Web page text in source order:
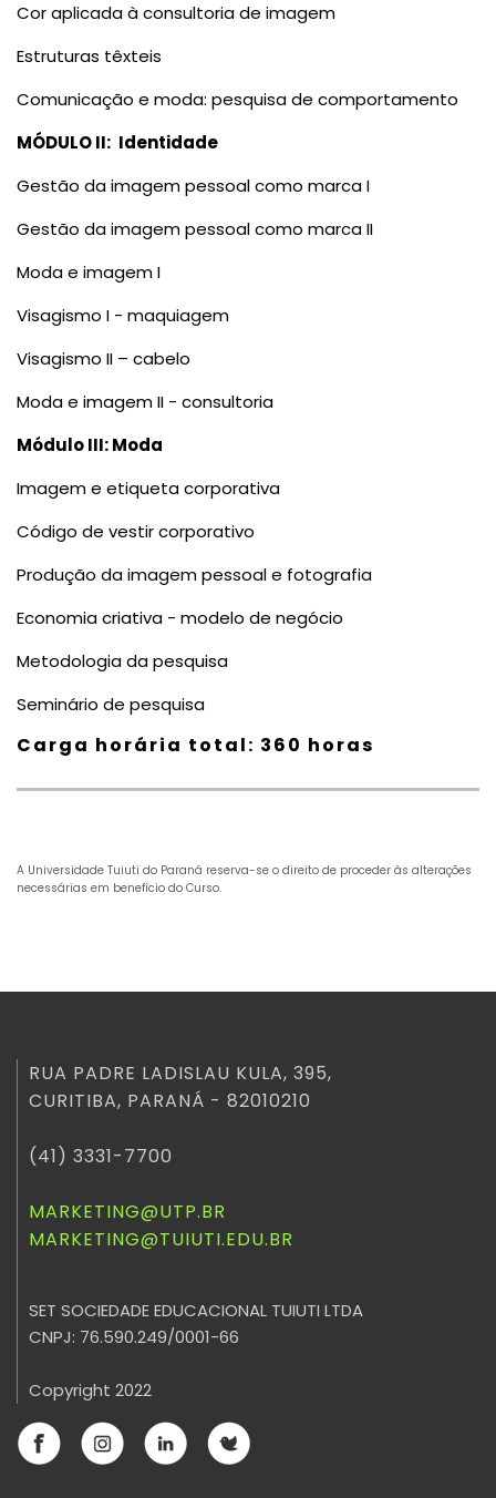
Cor aplicada à consultoria de imagem
Estruturas têxteis
Comunicação e moda: pesquisa de comportamento
MÓDULO II: Identidade
Gestão da imagem pessoal como marca I
Gestão da imagem pessoal como marca II
Moda e imagem I
Visagismo I - maquiagem
Visagismo II – cabelo
Moda e imagem II - consultoria
Módulo III: Moda
Imagem e etiqueta corporativa
Código de vestir corporativo
Produção da imagem pessoal e fotografia
Economia criativa - modelo de negócio
Metodologia da pesquisa
Seminário de pesquisa
Carga horária total: 360 horas
A Universidade Tuiuti do Paraná reserva-se o direito de proceder às alterações
necessárias em benefício do Curso.
RUA PADRE LADISLAU KULA, 395,
CURITIBA, PARANÁ - 82010210
(41) 3331-7700
MARKETING@UTP.BR
MARKETING@TUIUTI.EDU.BR
SET SOCIEDADE EDUCACIONAL TUIUTI LTDA
CNPJ: 76.590.249/0001-66
Copyright 2022